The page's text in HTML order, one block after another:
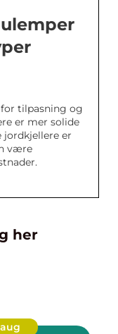
tilpasning og
er mer solide
jordkjellere er
være
her